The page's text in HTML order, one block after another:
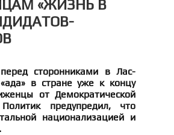
«ЖИЗНЬ В
сторонниками в Лас-
в стране уже к концу
от Демократической
предупредил, что
национализацией и